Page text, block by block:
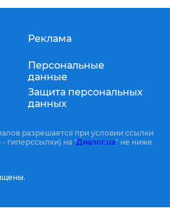
Реклама
Персональные
данные
Защита персональных
данных
разрешается при условии ссылки
гиперссылки) на "Диалог.ua" не ниже